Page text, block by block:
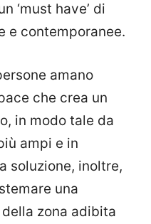
‘must have’ di
e contemporanee.
amano
che crea un
in modo tale da
ampi e in
soluzione, inoltre,
una
zona adibita